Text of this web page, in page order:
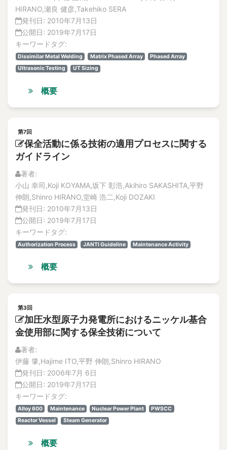
HIRANO,瀬良 健彦,Takehiko SERA
発刊日: 2010年7月13日
公開日: 2019年7月17日
キーワードタグ:
Dissimilar Metal Welding Matrix Phased Array
Phased Array
Ultrasonic Testing
UT Sizing
概要
第7回
保全活動に係る技術の適用プロセスに関する
ガイドライン
著者:
小山 幸司,Koji KOYAMA,坂下 彰浩,Akihiro SAKASHITA,平野
伸朗,Shinro HIRANO,堂崎 浩二,Koji DOZAKI
発刊日: 2010年7月13日
公開日: 2019年7月17日
キーワードタグ:
Authorization Process JANTI Guideline Maintenance Activity
概要
第3回
加圧水型原子力発電所におけるニッケル基合
金使用部に関する保全技術について
著者:
伊藤 肇,Hajime ITO,平野 伸朗,Shinro HIRANO
発刊日: 2006年7月 6日
公開日: 2019年7月17日
キーワードタグ:
Alloy 600 Maintenance Nuclear Power Plant
PWSCC
Reactor Vessel
Steam Generator
概要